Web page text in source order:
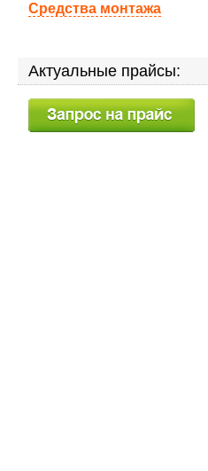
Средства монтажа
Актуальные прайсы: